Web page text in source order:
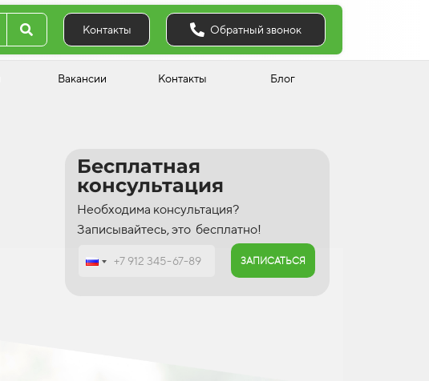
Контакты Обратный звонок
Вакансии Контакты Блог
Бесплатная
консультация
Необходима консультация?
Записывайтесь, это бесплатно!
ЗАПИСАТЬСЯ